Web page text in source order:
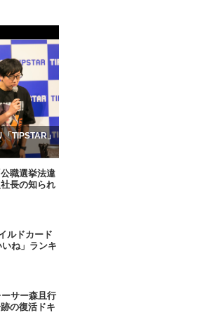
「TIPSTAR」
職選挙法違
長の知られ
ルドカード
ね」ランキ
サー森且行
の復活ドキ